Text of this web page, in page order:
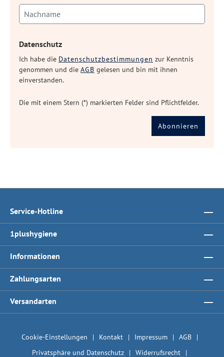
Datenschutz
Ich habe die Datenschutzbestimmungen zur Kenntnis
genommen und die AGB gelesen und bin mit ihnen
einverstanden.
Die mit einem Stern (*) markierten Felder sind Pflichtfelder.
Abonnieren
Service-Hotline
1plushygiene
Informationen
Zahlungsarten
Versandarten
Cookie-Einstellungen Kontakt Impressum
AGB
Privatsphäre und Datenschutz
Widerrufsrecht